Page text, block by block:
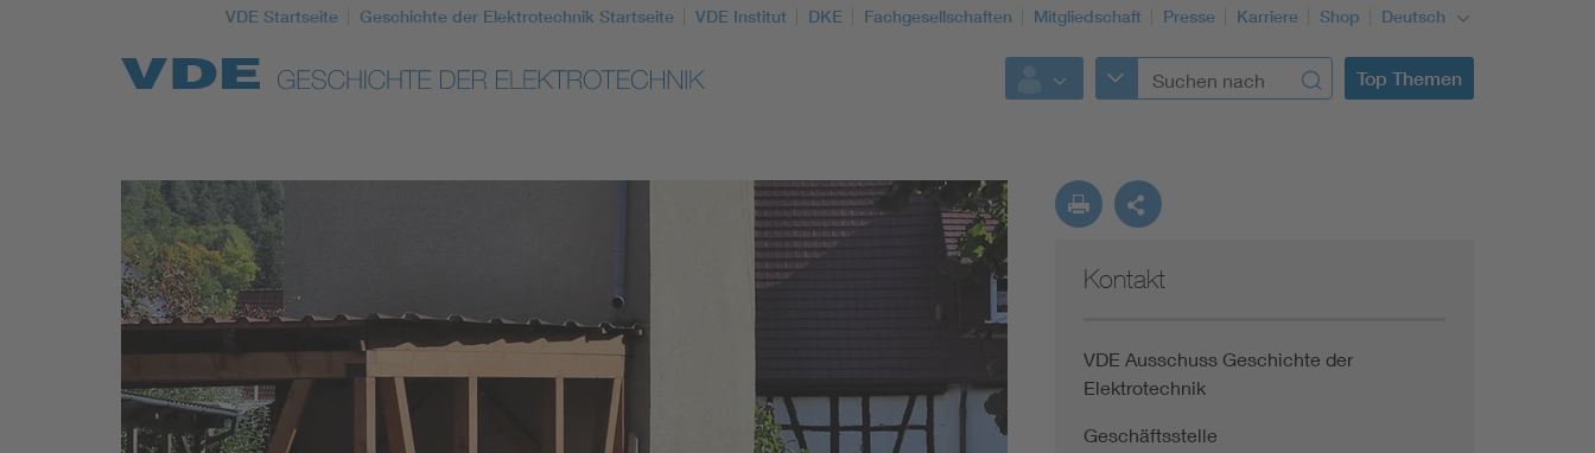
VDE Startseite Geschichte der Elektrotechnik Startseite VDE Institut DKE Fachgesellschaften Mitgliedschaft Presse Karriere Shop Deutsch
Top Themen
Top Themen
Weitere Themen Kontakt
VDE Ausschuss Geschichte der
Elektrotechnik
Geschäftsstelle